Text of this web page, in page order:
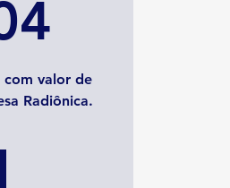
valor de
Radiônica.